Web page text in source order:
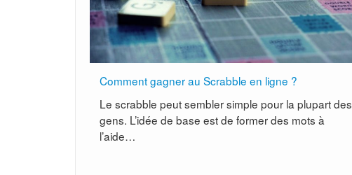
Comment gagner au Scrabble en ligne ?
Le scrabble peut sembler simple pour la plupart des
gens. L’idée de base est de former des mots à
l’aide…